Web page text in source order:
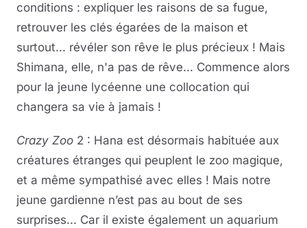
conditions : expliquer les raisons de sa fugue,
retrouver les clés égarées de la maison et
surtout... révéler son rêve le plus précieux ! Mais
Shimana, elle, n'a pas de rêve... Commence alors
pour la jeune lycéenne une collocation qui
changera sa vie à jamais !
Crazy Zoo 2 : Hana est désormais habituée aux
créatures étranges qui peuplent le zoo magique,
et a même sympathisé avec elles ! Mais notre
jeune gardienne n’est pas au bout de ses
surprises... Car il existe également un aquarium